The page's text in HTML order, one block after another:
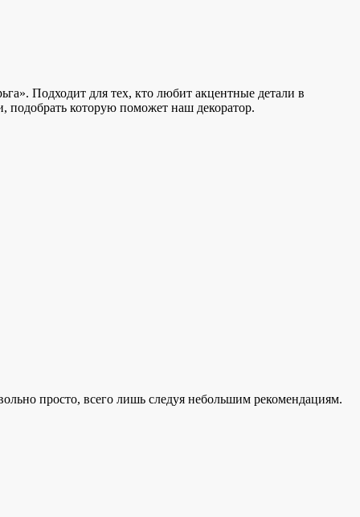
Подходит для тех, кто любит акцентные детали в
подобрать которую поможет наш декоратор.
просто, всего лишь следуя небольшим рекомендациям.